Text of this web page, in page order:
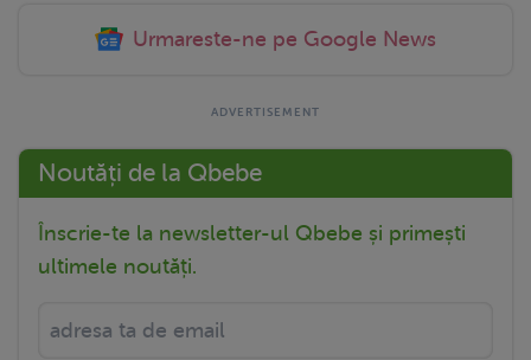
Urmareste-ne pe Google News
Noutăți de la Qbebe
Înscrie-te la newsletter-ul Qbebe și primești
ultimele noutăți.